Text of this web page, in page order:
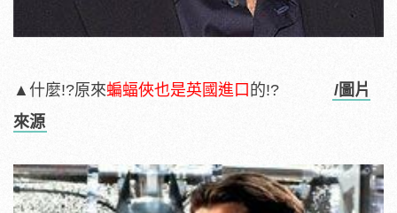
▲什麼!?原來蝙蝠俠也是英國進口 的!? /圖片
來源